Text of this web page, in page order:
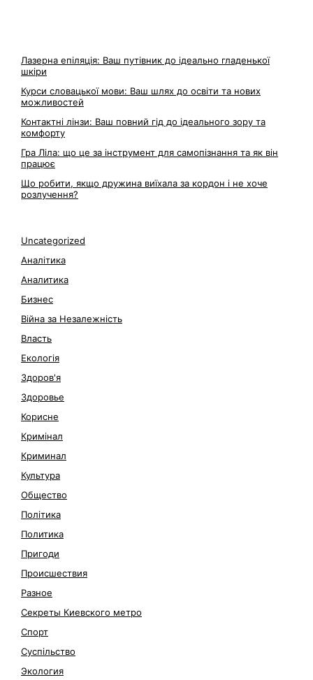
Лазерна епіляція: Ваш путівник до ідеально гладенької
шкіри
Курси словацької мови: Ваш шлях до освіти та нових
можливостей
Контактні лінзи: Ваш повний гід до ідеального зору та
комфорту
Гра Ліла: що це за інструмент для самопізнання та як він
працює
Що робити, якщо дружина виїхала за кордон і не хоче
розлучення?
Uncategorized
Аналітика
Аналитика
Бизнес
Війна за Незалежність
Власть
Екологія
Здоров'я
Здоровье
Корисне
Кримінал
Криминал
Культура
Общество
Політика
Политика
Пригоди
Происшествия
Разное
Секреты Киевского метро
Спорт
Суспільство
Экология